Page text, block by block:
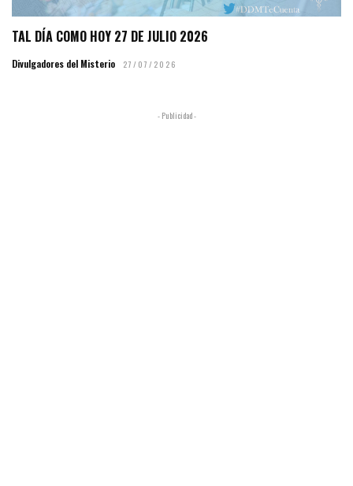
TAL DÍA COMO HOY 27 DE JULIO 2026
Divulgadores del Misterio 27/07/2026
- Publicidad -